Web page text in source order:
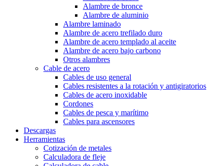
Alambre de bronce
Alambre de aluminio
Alambre laminado
Alambre de acero trefilado duro
Alambre de acero templado al aceite
Alambre de acero bajo carbono
Otros alambres
Cable de acero
Cables de uso general
Cables resistentes a la rotación y antigiratorios
Cables de acero inoxidable
Cordones
Cables de pesca y marítimo
Cables para ascensores
Descargas
Herramientas
Cotización de metales
Calculadora de fleje